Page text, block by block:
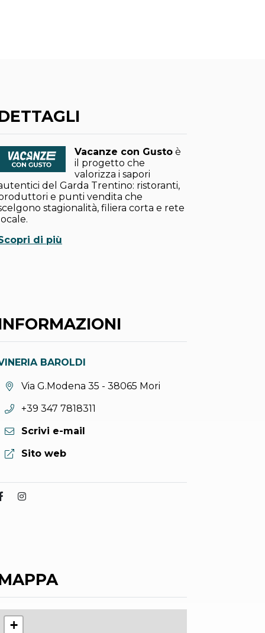
Vacanze con Gusto è
il progetto che
valorizza i sapori
del Garda Trentino: ristoranti,
e punti vendita che
stagionalità, filiera corta e rete
locale.
di più
BAROLDI
Località:Via G.Modena 35 - 38065 Mori
Telefono:
+39 347 7818311
Scrivi e-mail
Sito web:
Sito web
+